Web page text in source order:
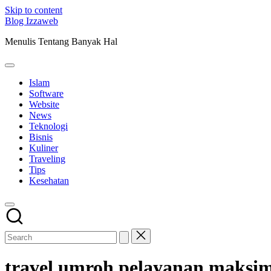
Skip to content
Blog Izzaweb
Menulis Tentang Banyak Hal
Islam
Software
Website
News
Teknologi
Bisnis
Kuliner
Traveling
Tips
Kesehatan